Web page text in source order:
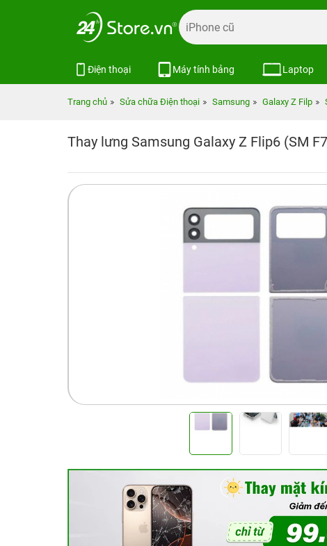
Điện thoại Máy tính bảng Laptop
Trang chủ Sửa chữa Điện thoại Samsung Galaxy Z Filp
Thay lưng Samsung Galaxy Z Flip6 (SM